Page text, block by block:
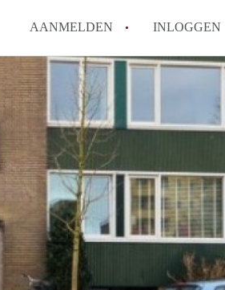
AANMELDEN INLOGGEN